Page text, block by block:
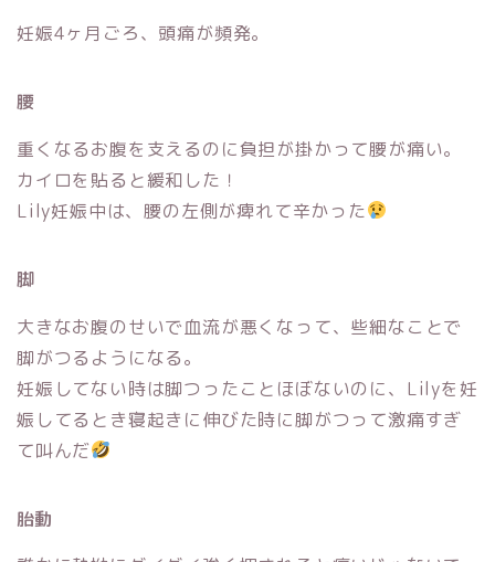
妊娠4ヶ月ごろ、頭痛が頻発。
腰
重くなるお腹を支えるのに負担が掛かって腰が痛い。
カイロを貼ると緩和した！
Lily妊娠中は、腰の左側が痺れて辛かった
脚
大きなお腹のせいで血流が悪くなって、些細なことで
脚がつるようになる。
妊娠してない時は脚つったことほぼないのに、Lilyを妊
娠してるとき寝起きに伸びた時に脚がつって激痛すぎ
て叫んだ
胎動